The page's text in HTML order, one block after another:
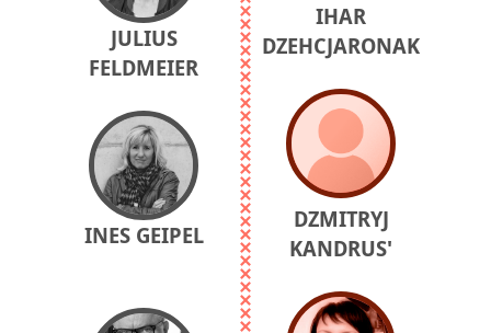
JULIUS
FELDMEIER
INES GEIPEL
IHAR
DZEHCJARONAK
DZMITRYJ
KANDRUS'